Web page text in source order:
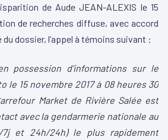
de Aude JEAN-ALEXIS le 15
de recherches diffuse, avec accord
dossier, l’appel à témoins suivant :
possession d’informations sur le
le 15 novembre 2017 à 08 heures 30
Market de Rivière Salée est
avec la gendarmerie nationale au
et 24h/24h) le plus rapidement